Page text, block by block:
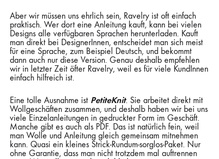
Aber wir müssen uns ehrlich sein, Ravelry ist oft einfach
praktisch. Wer dort eine Anleitung kauft, kann bei vielen
Designs alle verfügbaren Sprachen herunterladen. Kauft
man direkt bei DesignerInnen, entscheidet man sich meist
für eine Sprache, zum Beispiel Deutsch, und bekommt
dann auch nur diese Version. Genau deshalb empfehlen
wir in letzter Zeit öfter Ravelry, weil es für viele KundInnen
einfach hilfreich ist.
Eine tolle Ausnahme ist PetiteKnit. Sie arbeitet direkt mit
Wollgeschäften zusammen, und deshalb haben wir bei uns
viele Einzelanleitungen in gedruckter Form im Geschäft.
Manche gibt es auch als PDF. Das ist natürlich fein, weil
man Wolle und Anleitung gleich gemeinsam mitnehmen
kann. Quasi ein kleines Strick-Rundum-sorglos-Paket. Nur
ohne Garantie, dass man nicht trotzdem mal auftrennen